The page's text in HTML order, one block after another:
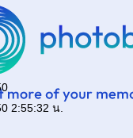
2:55:32 น.